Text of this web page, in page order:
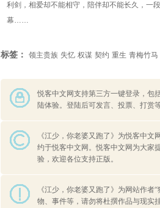
利剑，相爱却不能相守，陪伴却不能长久，一
幕……
标签： 领主贵族 失忆 权谋 契约 重生 青梅竹马
悦客中文网支持第三方一键登录，包
陆体验。登陆后可发言、投票、打赏等
《江少，你老婆又跑了》为悦客中文
约于悦客中文网。悦客中文网为大家
验，欢迎各位支持正版。
《江少，你老婆又跑了》为网站作者
物、事件等，请勿将杜撰作品与现实挂